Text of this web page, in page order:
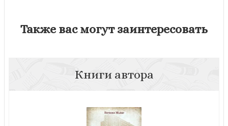
Также вас могут заинтересовать
Книги автора